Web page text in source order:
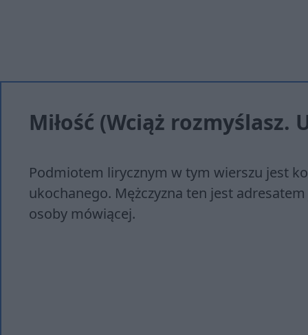
Miłość (Wciąż
Podmiotem lirycznym w tym wierszu jest
ukochanego. Mężczyzna ten jest
osoby mówiącej.